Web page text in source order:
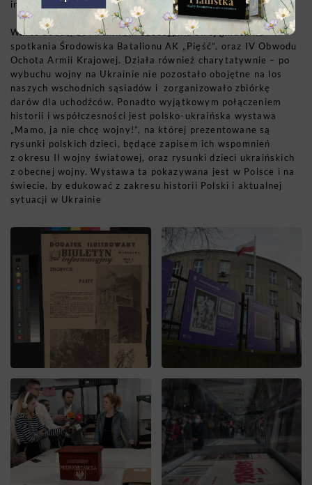
informacyjnym, który emitowała Telewizja Polska.
Warto dodać, że Archiwum udostępnia swój gmach na
spotkania Środowiska Batalionu AK „Pięść”, oraz IV Obwodu
Ochota Armii Krajowej. Działa również charytatywnie – po
wybuchu wojny na Ukrainie nie pozostało obojętne na los
naszych wschodnich sąsiadów i zorganizowało zbiórkę
darów dla uchodźców. Ponadto wyjątkowym połączeniem
historii i współczesności jest polsko-ukraińska wystawa
„Mamo, ja nie chcę wojny!”, na której prezentowane są
rysunki polskich dzieci, będące zapisem ich wspomnień
z okresu II wojny światowej, oraz rysunki dzieci ukraińskich
z obecnej wojny. Wystawa ta pokazywana jest w Polsce i na
świecie, by edukować z zakresu historii Polski i aktualnej
sytuacji w Ukrainie